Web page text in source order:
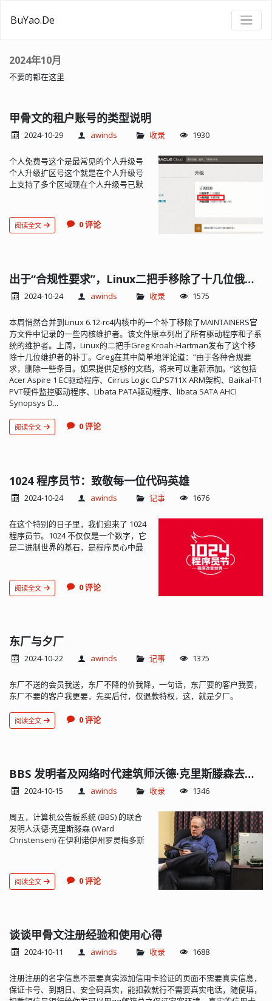
BuYao.De
2024年10月
不要的都在这里
甲骨文的租户账号的类型说明
2024-10-29 awinds 收录 1930
个人免费号这个是最常见的个人升级号
个人升级扩区号这个就是在个人升级号
上支持了多个区域现在个人升级号已默
有权;酒店有权号酒店0权号这种也是比较
常见的,在2023年9月18~21日出现的一大
方式:点击首页的CloudShell,如果出
现"Cannot create new Cloud Shell"就
是0权的账号了;教育号教育号一般是有期
跟个人号一样永久免费...
阅读全文 0 评论
出于“合规性要求”，Linux二把手移除了十几位俄罗斯内核维护者
2024-10-24 awinds 收录 1575
本周悄然合并到Linux 6.12-rc4内核中的一个补丁移除了MAINTAINERS官
方文件中记录的一些内核维护者。该文件原本列出了所有驱动程序和子系
统的维护者。上周，Linux的二把手Greg Kroah-Hartman发布了这个移
除十几位维护者的补丁。Greg在其中简单地评论道：“由于各种合规要
求，删除一些条目。如果提供足够的文档，将来可以重新添加。”这包括
Acer Aspire 1 EC驱动程序、Cirrus Logic CLPS711X ARM架构、Baikal-T1
PVT硬件监控驱动程序、Libata PATA驱动程序、libata SATA AHCI
Synopsys D...
阅读全文 0 评论
1024 程序员节：致敬每一位代码英雄
2024-10-24 awinds 记事 1676
在这个特别的日子里，我们迎来了 1024
程序员节。1024 不仅仅是一个数字，它
是二进制世界的基石，是程序员心中最
的英雄。致敬每一位程序员程序员，你
们是现代社会的筑梦者。你们用一行行
背后都有你们的身影。你们的智慧和创
背后的故事在这个特别的日子里，让我
个通宵达旦的夜晚，每一个调试代码的
瞬间，每一个成功的喜悦，都是你们成
阅读全文 0 评论
东厂与夕厂
2024-10-22 awinds 记事 1375
东厂不送的会员我送，东厂不降的价我降，一句话，东厂要的客户我要，
东厂不要的客户我更要，先买后付，仅退款特权，这，就是夕厂。
阅读全文 0 评论
BBS 发明者及网络时代建筑师沃德·克里斯滕森去世，享年78岁
2024-10-15 awinds 收录 1346
周五，计算机公告板系统 (BBS) 的联合
发明人沃德·克里斯滕森 (Ward
Christensen) 在伊利诺伊州罗灵梅多斯
了第一个 BBS，引领了数字社区建设的
重要文化时代，这预示着我们当今在线
创性的工作而寻求聚光灯。尽管创造了
森一生都保持低调，对自己在 IBM 的长
代的到来时没有表现出任何痛苦或错失
机会的感觉。
阅读全文 0 评论
谈谈甲骨文注册经验和使用心得
2024-10-11 awinds 收录 1688
注册注册的名字信息不需要真实添加信用卡验证的页面不需要真实信息，
保证卡号、到期日、安全码真实，能扣款就行不需要真实电话，随便填，